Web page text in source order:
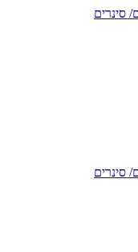
סינרים
סינרים